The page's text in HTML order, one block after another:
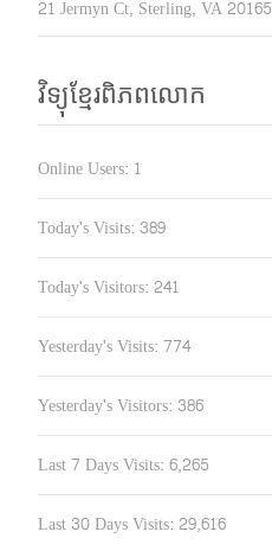
21 Jermyn Ct, Sterling, VA 20165
វិទ្យុខ្មែរពិភពលោក
Online Users: 1
Today's Visits: 389
Today's Visitors: 241
Yesterday's Visits: 774
Yesterday's Visitors: 386
Last 7 Days Visits: 6,265
Last 30 Days Visits: 29,616